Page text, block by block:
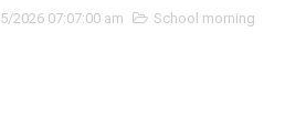
2026 07:07:00 am
School morning